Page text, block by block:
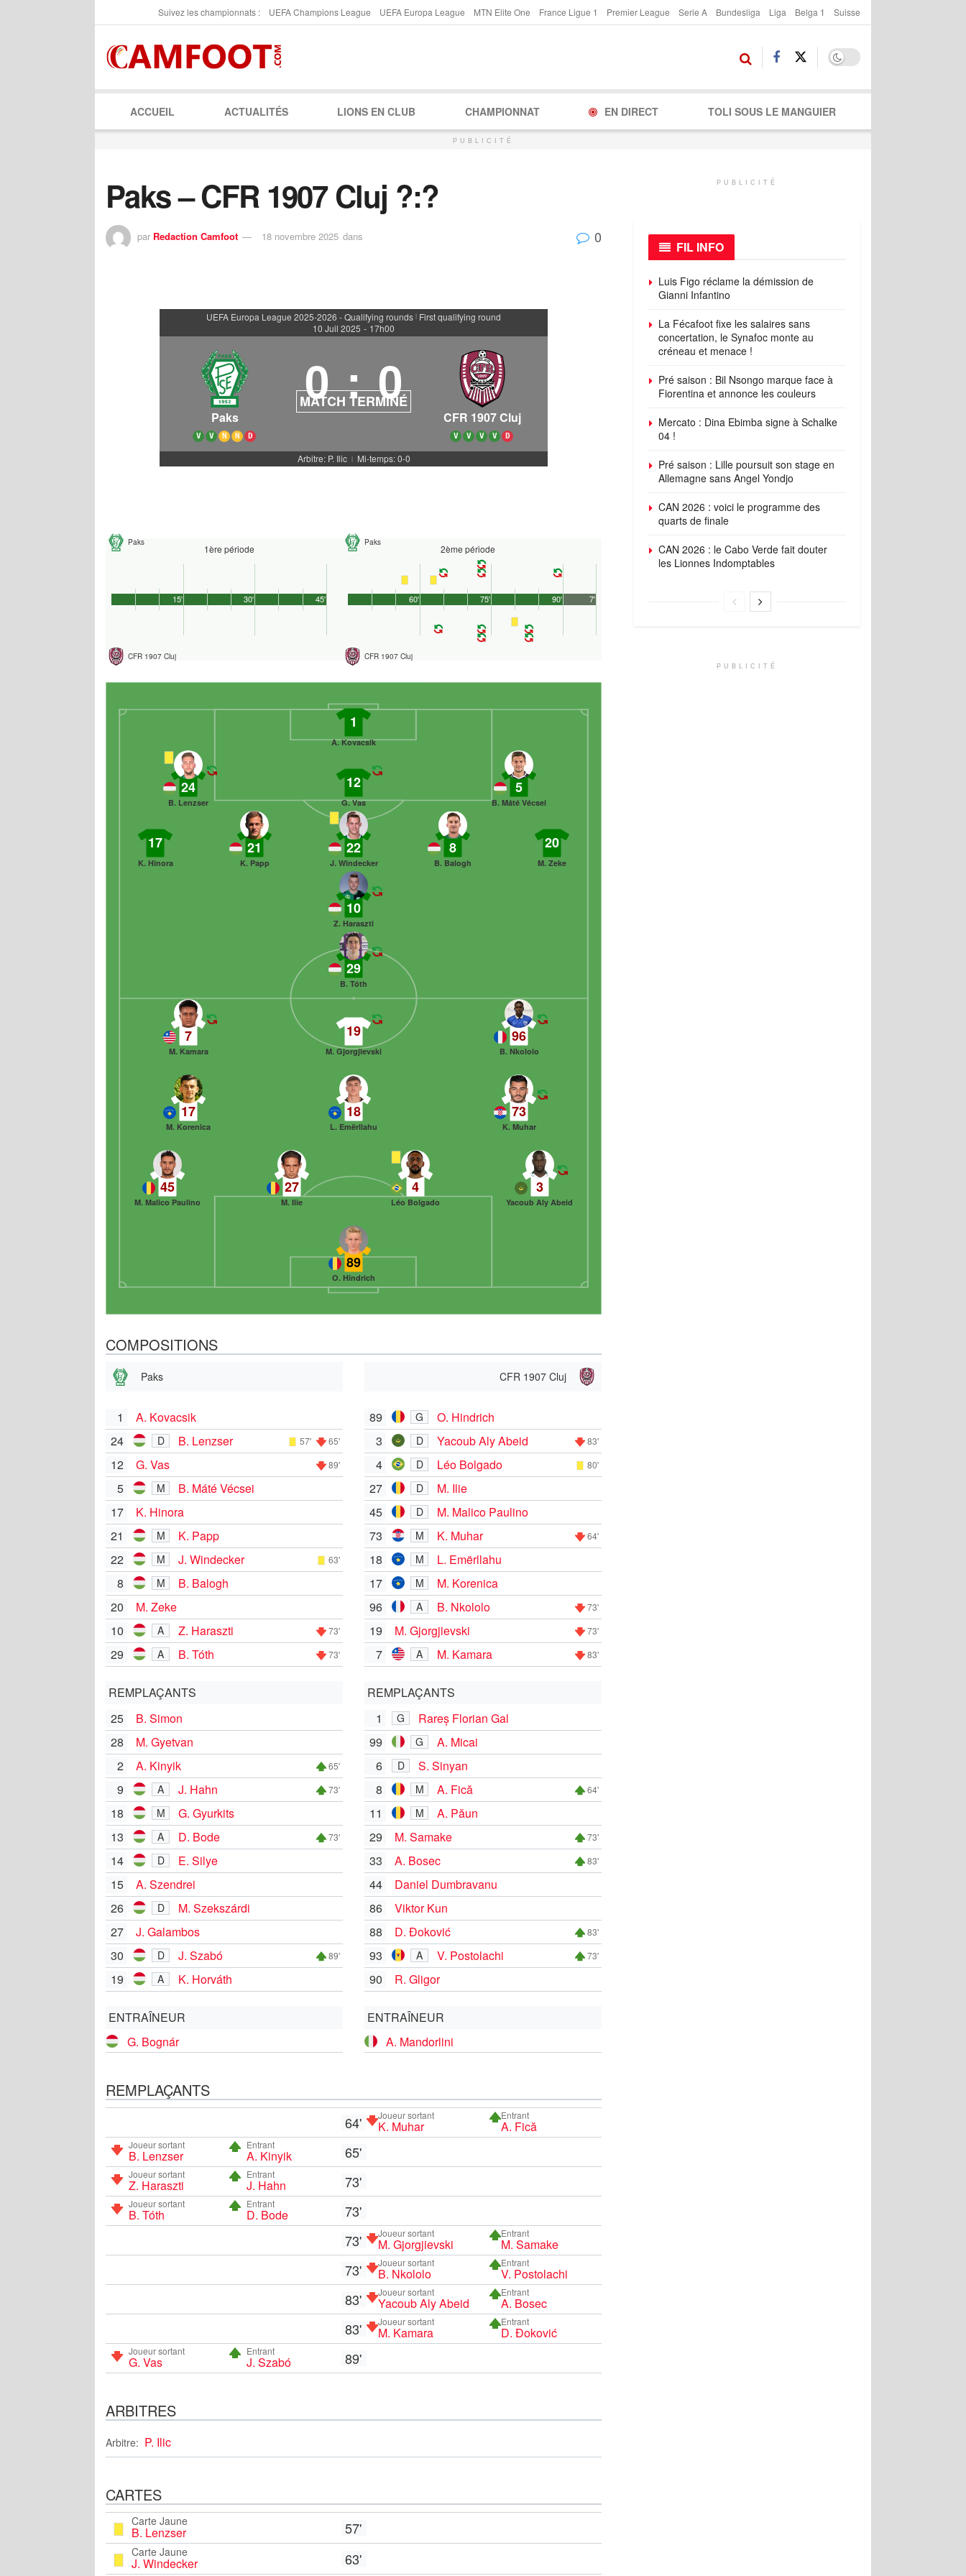
Suivez les championnats : UEFA Champions League UEFA Europa League MTN Elite One France Ligue 1 Premier League Serie A Bundesliga Liga Belga 1 Suisse
ACCUEIL ACTUALITÉS LIONS EN CLUB CHAMPIONNAT EN DIRECT TOLI SOUS LE MANGUIER
PUBLICITÉ
Paks – CFR 1907 Cluj ?:?
par Redaction Camfoot 18 novembre 2025 dans 0
UEFA Europa League 2025-2026 - Qualifying rounds | First qualifying round
10 Juil 2025 - 17h00
Paks
V V N N D
0 : 0
MATCH TERMINÉ
CFR 1907 Cluj
V V V V D
Arbitre: P. Ilic | Mi-temps: 0-0
Paks
1ère période
CFR 1907 Cluj
45'
15' 30'
Paks
2ème période
CFR 1907 Cluj
90'
60' 75' 7'
1
A. Kovacsik
5
B. Máté Vécsei
12
G. Vas
24
B. Lenzser
20
M. Zeke
8
B. Balogh
22
J. Windecker
21
K. Papp
17
K. Hinora
10
Z. Haraszti
29
B. Tóth
89
O. Hindrich
45
M. Malico Paulino
27
M. Ilie
4
Léo Bolgado
3
Yacoub Aly Abeid
17
M. Korenica
18
L. Emërllahu
73
K. Muhar
7
M. Kamara
19
M. Gjorgjievski
96
B. Nkololo
COMPOSITIONS
Paks
1
A. Kovacsik
24
D B. Lenzser 57' 65'
12 G. Vas 89'
5 M
B. Máté Vécsei
17
K. Hinora
21
M
K. Papp
22
M J. Windecker 63'
8 M
B. Balogh
20
M. Zeke
10
A Z. Haraszti 73'
29 A B. Tóth 73'
REMPLAÇANTS
25
B. Simon
28
M. Gyetvan
2
A. Kinyik 65'
9 A J. Hahn 73'
18 M
G. Gyurkits
13
A D. Bode 73'
14 D
E. Silye
15
A. Szendrei
26
D
M. Szekszárdi
27
J. Galambos
30
D J. Szabó 89'
19 A K. Horváth
ENTRAÎNEUR
G. Bognár
CFR 1907 Cluj
89 G
O. Hindrich
3
D Yacoub Aly Abeid 83'
4 D Léo Bolgado 80'
27 D
M. Ilie
45
D
M. Malico Paulino
73
M K. Muhar 64'
18 M
L. Emërllahu
17
M
M. Korenica
96
A B. Nkololo 73'
19 M. Gjorgjievski 73'
7 A M. Kamara 83'
REMPLAÇANTS
1
G
Rareș Florian Gal
99
G
A. Micai
6
D
S. Sinyan
8
M A. Fică 64'
11 M
A. Păun
29
M. Samake 73'
33 A. Bosec 83'
44
Daniel Dumbravanu
86
Viktor Kun
88
D. Đoković 83'
93 A V. Postolachi 73'
90 R. Gligor
ENTRAÎNEUR
A. Mandorlini
REMPLAÇANTS
64' Joueur sortant
K. Muhar
Entrant
A. Fică
Joueur sortant
B. Lenzser
Entrant
A. Kinyik 65'
Joueur sortant
Z. Haraszti
Entrant
J. Hahn 73'
Joueur sortant
B. Tóth
Entrant
D. Bode
73'
73'
Joueur sortant
M. Gjorgjievski
Entrant
M. Samake
73' Joueur sortant
B. Nkololo
Entrant
V. Postolachi
83' Joueur sortant
Yacoub Aly Abeid
Entrant
A. Bosec
83' Joueur sortant
M. Kamara
Entrant
D. Đoković
Joueur sortant
G. Vas
Entrant
J. Szabó 89'
ARBITRES
Arbitre: P. Ilic
CARTES
Carte Jaune
B. Lenzser 57'
Carte Jaune
J. Windecker 63'
PUBLICITÉ
FIL INFO
Luis Figo réclame la démission de
Gianni Infantino
La Fécafoot fixe les salaires sans
concertation, le Synafoc monte au
créneau et menace !
Pré saison : Bil Nsongo marque face à
Fiorentina et annonce les couleurs
Mercato : Dina Ebimba signe à Schalke
04 !
Pré saison : Lille poursuit son stage en
Allemagne sans Angel Yondjo
CAN 2026 : voici le programme des
quarts de finale
CAN 2026 : le Cabo Verde fait douter
les Lionnes Indomptables
PUBLICITÉ